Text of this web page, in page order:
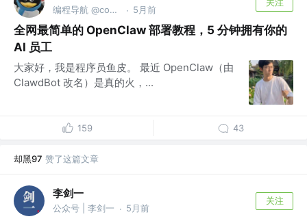
编程导航 @codefather.cn · 5月前
全网最简单的 OpenClaw 部署教程，5 分钟拥有你的
AI 员工
大家好，我是程序员鱼皮。 最近 OpenClaw（由
ClawdBot 改名）是真的火，...
159 43
却黑97 赞了这篇文章
李剑一
公众号 | 李剑一 · 5月前
关注